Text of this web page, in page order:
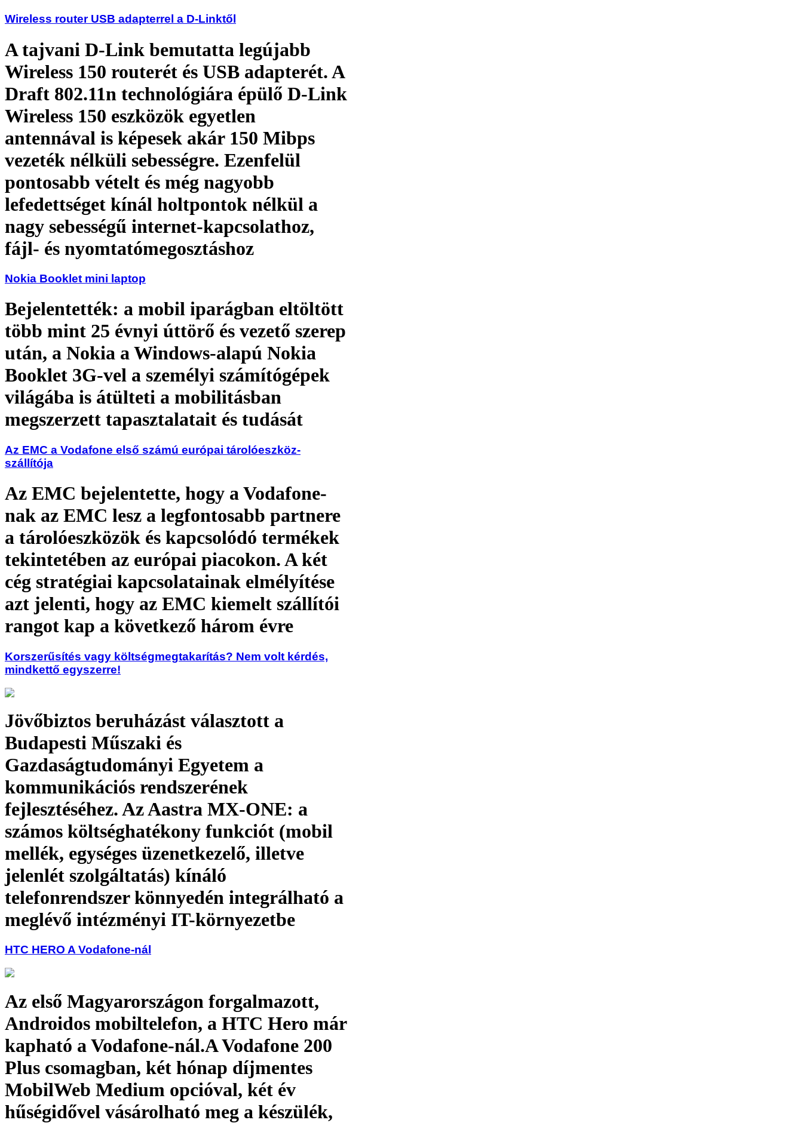
Wireless router USB adapterrel a D-Linktől
A tajvani D-Link bemutatta legújabb
Wireless 150 routerét és USB adapterét. A
Draft 802.11n technológiára épülő D-Link
Wireless 150 eszközök egyetlen
antennával is képesek akár 150 Mibps
vezeték nélküli sebességre. Ezenfelül
pontosabb vételt és még nagyobb
lefedettséget kínál holtpontok nélkül a
nagy sebességű internet-kapcsolathoz,
fájl- és nyomtatómegosztáshoz
Nokia Booklet mini laptop
Bejelentették: a mobil iparágban eltöltött
több mint 25 évnyi úttörő és vezető szerep
után, a Nokia a Windows-alapú Nokia
Booklet 3G-vel a személyi számítógépek
világába is átülteti a mobilitásban
megszerzett tapasztalatait és tudását
Az EMC a Vodafone első számú európai tárolóeszköz-
szállítója
Az EMC bejelentette, hogy a Vodafone-
nak az EMC lesz a legfontosabb partnere
a tárolóeszközök és kapcsolódó termékek
tekintetében az európai piacokon. A két
cég stratégiai kapcsolatainak elmélyítése
azt jelenti, hogy az EMC kiemelt szállítói
rangot kap a következő három évre
Korszerűsítés vagy költségmegtakarítás? Nem volt kérdés,
mindkettő egyszerre!
Jövőbiztos beruházást választott a
Budapesti Műszaki és
Gazdaságtudományi Egyetem a
kommunikációs rendszerének
fejlesztéséhez. Az Aastra MX-ONE: a
számos költséghatékony funkciót (mobil
mellék, egységes üzenetkezelő, illetve
jelenlét szolgáltatás) kínáló
telefonrendszer könnyedén integrálható a
meglévő intézményi IT-környezetbe
HTC HERO A Vodafone-nál
Az első Magyarországon forgalmazott,
Androidos mobiltelefon, a HTC Hero már
kapható a Vodafone-nál.A Vodafone 200
Plus csomagban, két hónap díjmentes
MobilWeb Medium opcióval, két év
hűségidővel vásárolható meg a készülék,